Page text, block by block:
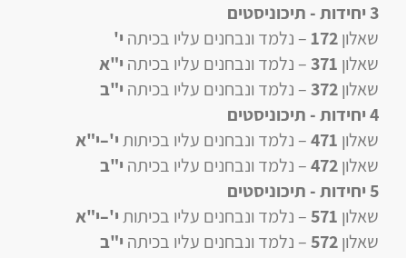
3 יחידות - תיכוניסטים
שאלון172– נלמד ונבחנים עליו בכיתה י'
שאלון 371– נלמד ונבחנים עליו בכיתה י"א
שאלון372– נלמד ונבחנים עליו בכיתה י"ב
4 יחידות
- תיכוניסטים
שאלון 471
–נלמד ונבחנים עליו בכיתותי'–י"א
שאלון472
–נלמד ונבחנים עליו בכיתה י"ב
5 יחידות
- תיכוניסטים
שאלון 571
–נלמד ונבחנים עליו בכיתותי'–י"א
שאלון572
–נלמד ונבחנים עליו בכיתה י"ב